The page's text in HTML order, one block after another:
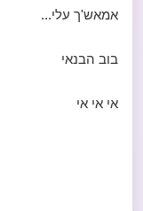
אמאש'ך עלי...
בוב הבנאי
אי אי אי